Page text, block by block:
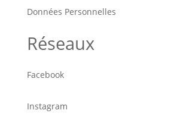
Données Personnelles
Réseaux
Facebook
Instagram